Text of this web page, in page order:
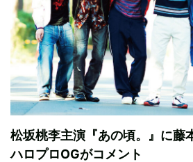
松坂桃李主演『あの頃。』に藤
ハロプロOGがコメント